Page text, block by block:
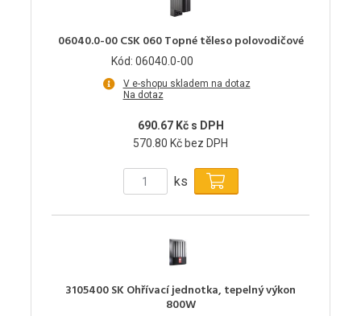
06040.0-00 CSK 060 Topné těleso polovodičové
Kód: 06040.0-00
V e-shopu skladem na dotaz
Na dotaz
690.67 Kč s DPH
570.80 Kč bez DPH
ks
3105400 SK Ohřívací jednotka, tepelný výkon
800W